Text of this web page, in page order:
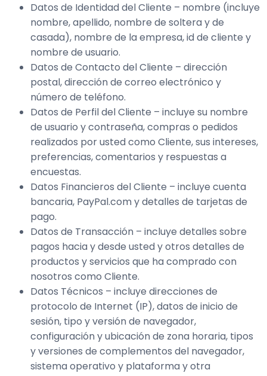
Datos de Identidad del Cliente – nombre (incluye
nombre, apellido, nombre de soltera y de
casada), nombre de la empresa, id de cliente y
nombre de usuario.
Datos de Contacto del Cliente – dirección
postal, dirección de correo electrónico y
número de teléfono.
Datos de Perfil del Cliente – incluye su nombre
de usuario y contraseña, compras o pedidos
realizados por usted como Cliente, sus intereses,
preferencias, comentarios y respuestas a
encuestas.
Datos Financieros del Cliente – incluye cuenta
bancaria, PayPal.com y detalles de tarjetas de
pago.
Datos de Transacción – incluye detalles sobre
pagos hacia y desde usted y otros detalles de
productos y servicios que ha comprado con
nosotros como Cliente.
Datos Técnicos – incluye direcciones de
protocolo de Internet (IP), datos de inicio de
sesión, tipo y versión de navegador,
configuración y ubicación de zona horaria, tipos
y versiones de complementos del navegador,
sistema operativo y plataforma y otra